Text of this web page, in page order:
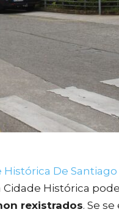
Histórica De
Histórica
rexistrados. Se